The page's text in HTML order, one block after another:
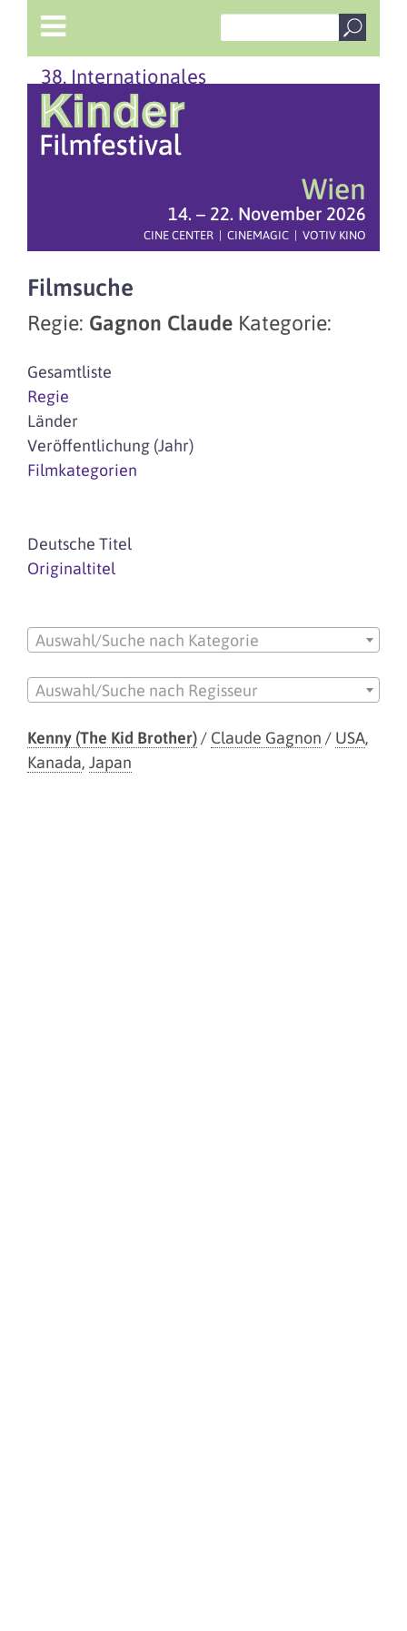
38. Internationales
Wien
14. – 22. November 2026
CINE CENTER | CINEMAGIC | VOTIV KINO
Filmsuche
Regie: Gagnon Claude Kategorie:
Gesamtliste
Regie
Länder
Veröffentlichung (Jahr)
Filmkategorien
Deutsche Titel
Originaltitel
Auswahl/Suche nach Kategorie
Auswahl/Suche nach Regisseur
Kenny (The Kid Brother)/ Claude Gagnon / USA,
Kanada, Japan